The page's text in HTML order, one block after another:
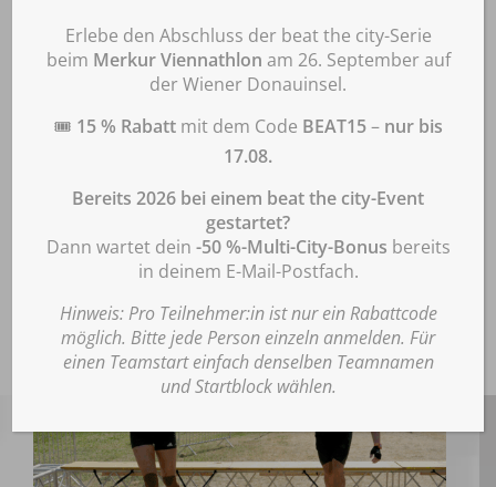
gemäß unserer Datenschutzerklärung. Durch Klick auf „Einverstanden“
willigen Sie ein, dass wir darüber hinaus Cookies Matomo zur Analyse und
statistischen Auswertung der Nutzung der Website gemäß Punkt
Datenschutzerklärung für die Nutzung der Software Matomo“
Webseite nicht erforderlich. Wenn Sie Ihre Einwilligung erteilen, können Sie
diese jederzeit wie unter Punkt „Datenschutzerklärung für die Nutzung der
Software Matomo“ der Datenschutzerklärung beschrieben mit Wirkung für
die Zukunft widerrufen. Hier finden Sie unsere
Datenschutzerklärung:www.beatthecity.at/datenschutz/.
Akzeptieren
Einstellungen
STAIRWAY TO HEAVEN
Hier geht's hoch hinaus und dann
mit vollem Körpereinsatz wieder
Erlebe den Abschluss der beat the city-Serie
beim Merkur Viennathlon am 26. September auf
der Wiener Donauinsel.
🎟️ 15 % Rabattmit dem Code BEAT15– nur bis
17.08.
Bereits 2026 bei einem beat the city-Event
gestartet?
Dann wartet dein -50 %-Multi-City-Bonus bereits
in deinem E-Mail-Postfach.
Hinweis: Pro Teilnehmer:in ist nur ein Rabattcode
möglich. Bitte jede Person einzeln anmelden. Für
einen Teamstart einfach denselben Teamnamen
und Startblock wählen.